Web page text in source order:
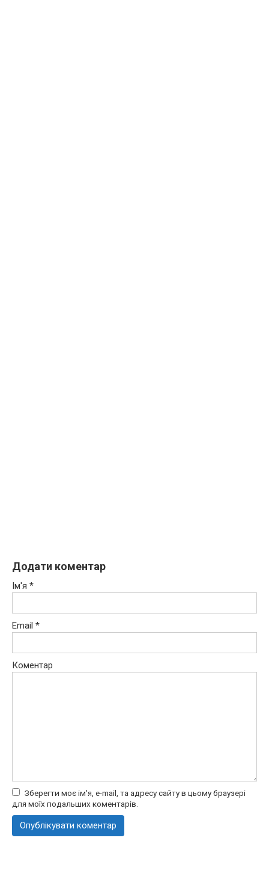
Додати коментар
Ім'я *
Email *
Коментар
Зберегти моє ім'я, e-mail, та адресу сайту в цьому браузері
для моїх подальших коментарів.